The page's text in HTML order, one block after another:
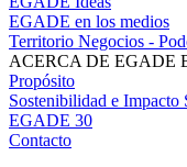
EGADE en los medios
Territorio Negocios -
ACERCA DE EGADE
Propósito
Sostenibilidad e Impacto
EGADE 30
Contacto